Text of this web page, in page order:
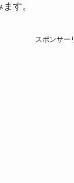
す。
スポンサー